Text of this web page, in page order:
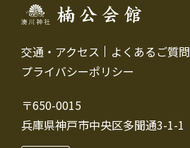
交通・アクセス よくあるご質問
プライバシーポリシー
〒650-0015
兵庫県神戸市中央区多聞通3-1-1